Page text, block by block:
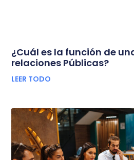
¿Cuál es la función de
relaciones Públicas?
LEER TODO